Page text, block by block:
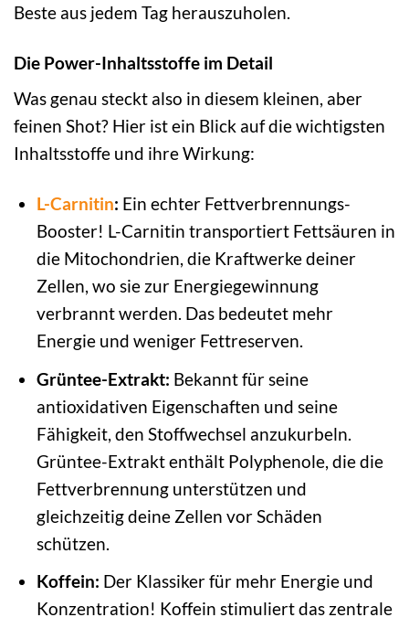
Beste aus jedem Tag herauszuholen.
Die Power-Inhaltsstoffe im Detail
Was genau steckt also in diesem kleinen, aber
feinen Shot? Hier ist ein Blick auf die wichtigsten
Inhaltsstoffe und ihre Wirkung:
L-Carnitin: Ein echter Fettverbrennungs-
Booster! L-Carnitin transportiert Fettsäuren in
die Mitochondrien, die Kraftwerke deiner
Zellen, wo sie zur Energiegewinnung
verbrannt werden. Das bedeutet mehr
Energie und weniger Fettreserven.
Grüntee-Extrakt: Bekannt für seine
antioxidativen Eigenschaften und seine
Fähigkeit, den Stoffwechsel anzukurbeln.
Grüntee-Extrakt enthält Polyphenole, die die
Fettverbrennung unterstützen und
gleichzeitig deine Zellen vor Schäden
schützen.
Koffein: Der Klassiker für mehr Energie und
Konzentration! Koffein stimuliert das zentrale